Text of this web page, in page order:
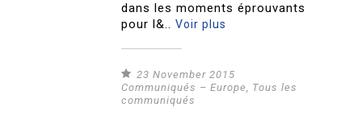
dans les moments éprouvants
pour l&..Voir plus
23 November 2015
Communiqués – Europe
Tous les
communiqués